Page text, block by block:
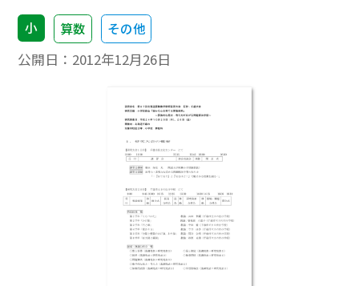
小 算数 その他
公開日： 2012年12月26日